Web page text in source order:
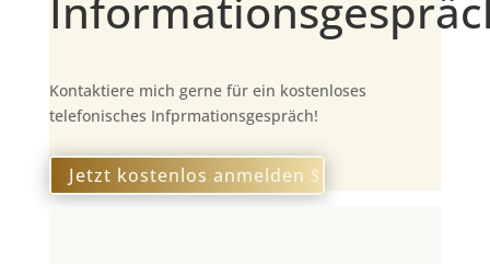
Kontaktiere mich gerne für ein kostenloses
telefonisches Infprmationsgespräch!
Jetzt kostenlos anmelden